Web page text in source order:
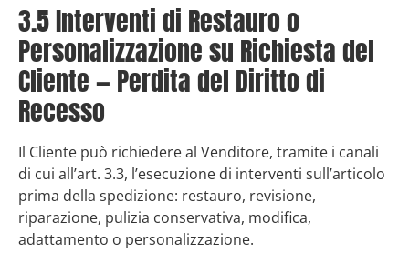
3.5 Interventi di Restauro o
Personalizzazione su Richiesta del
Cliente — Perdita del Diritto di
Recesso
Il Cliente può richiedere al Venditore, tramite i canali
di cui all’art. 3.3, l’esecuzione di interventi sull’articolo
prima della spedizione: restauro, revisione,
riparazione, pulizia conservativa, modifica,
adattamento o personalizzazione.